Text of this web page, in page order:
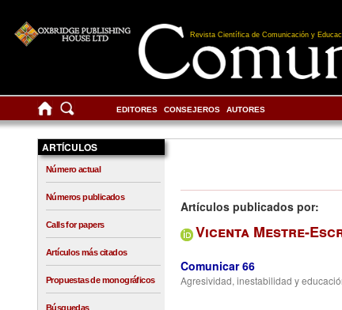
Revista Científica de Comunicación y
EDITORES CONSEJEROS AUTORES
ARTÍCULOS
Número actual
Números publicados
Calls for papers
Artículos más citados
Propuestas de monográficos
Búsquedas
Artículos publicados por:
Vicenta Mestre-
Comunicar 66
Agresividad, inestabilidad y